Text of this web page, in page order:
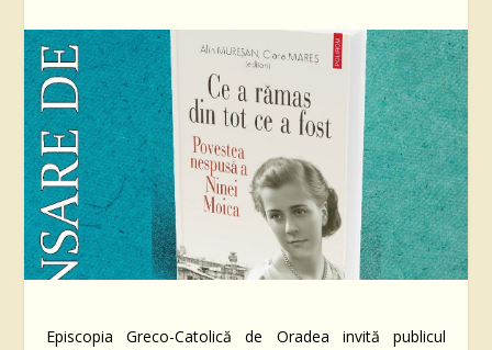
Episcopia Greco-Catolică de Oradea invită publicul